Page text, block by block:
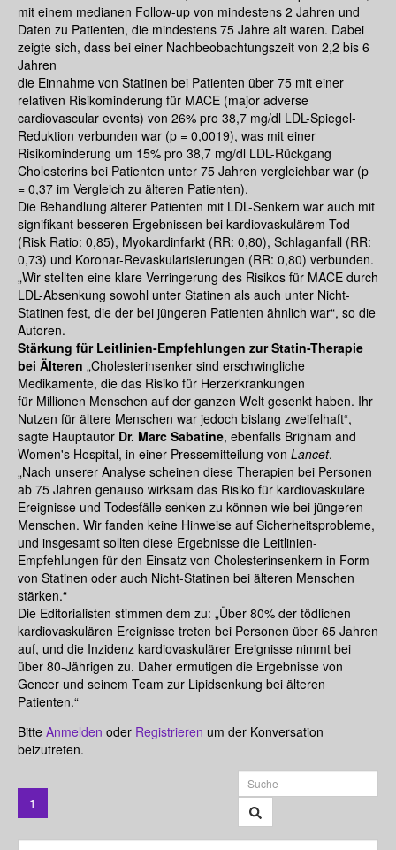
mit einem medianen Follow-up von mindestens 2 Jahren und
Daten zu Patienten, die mindestens 75 Jahre alt waren. Dabei
zeigte sich, dass bei einer Nachbeobachtungszeit von 2,2 bis 6
Jahren
die Einnahme von Statinen bei Patienten über 75 mit einer
relativen Risikominderung für MACE (major adverse
cardiovascular events) von 26% pro 38,7 mg/dl LDL-Spiegel-
Reduktion verbunden war (p = 0,0019), was mit einer
Risikominderung um 15% pro 38,7 mg/dl LDL-Rückgang
Cholesterins bei Patienten unter 75 Jahren vergleichbar war (p
= 0,37 im Vergleich zu älteren Patienten).
Die Behandlung älterer Patienten mit LDL-Senkern war auch mit
signifikant besseren Ergebnissen bei kardiovaskulärem Tod
(Risk Ratio: 0,85), Myokardinfarkt (RR: 0,80), Schlaganfall (RR:
0,73) und Koronar-Revaskularisierungen (RR: 0,80) verbunden.
„Wir stellten eine klare Verringerung des Risikos für MACE durch
LDL-Absenkung sowohl unter Statinen als auch unter Nicht-
Statinen fest, die der bei jüngeren Patienten ähnlich war“, so die
Autoren.
Stärkung für Leitlinien-Empfehlungen zur Statin-Therapie
bei Älteren „Cholesterinsenker sind erschwingliche
Medikamente, die das Risiko für Herzerkrankungen
für Millionen Menschen auf der ganzen Welt gesenkt haben. Ihr
Nutzen für ältere Menschen war jedoch bislang zweifelhaft“,
sagte Hauptautor Dr. Marc Sabatine, ebenfalls Brigham and
Women's Hospital, in einer Pressemitteilung von Lancet.
„Nach unserer Analyse scheinen diese Therapien bei Personen
ab 75 Jahren genauso wirksam das Risiko für kardiovaskuläre
Ereignisse und Todesfälle senken zu können wie bei jüngeren
Menschen. Wir fanden keine Hinweise auf Sicherheitsprobleme,
und insgesamt sollten diese Ergebnisse die Leitlinien-
Empfehlungen für den Einsatz von Cholesterinsenkern in Form
von Statinen oder auch Nicht-Statinen bei älteren Menschen
stärken.“
Die Editorialisten stimmen dem zu: „Über 80% der tödlichen
kardiovaskulären Ereignisse treten bei Personen über 65 Jahren
auf, und die Inzidenz kardiovaskulärer Ereignisse nimmt bei
über 80-Jährigen zu. Daher ermutigen die Ergebnisse von
Gencer und seinem Team zur Lipidsenkung bei älteren
Patienten.“
Bitte Anmelden oder Registrieren um der Konversation
beizutreten.
1